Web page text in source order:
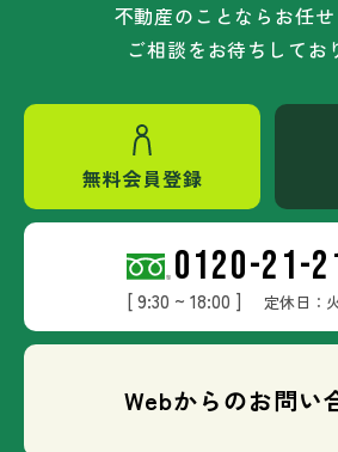
不動産のことならお任
ご相談をお待ちしてお
無料会員登録
0120-21-
[ 9:30 ~ 18:00 ] 定休日：
Webからのお問い